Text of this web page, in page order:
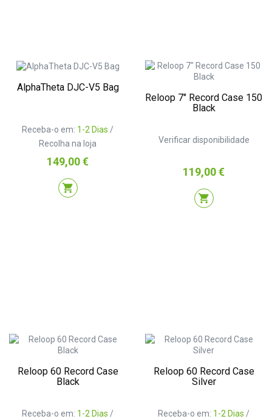
AlphaTheta DJC-V5 Bag
Receba-o em: 1-2 Dias /
Recolha na loja
Preço
149,00 €
shopping_cart
Reloop 7″ Record Case 150
Black
Verificar disponibilidade
Preço
119,00 €
shopping_cart
Reloop 60 Record Case
Black
Receba-o em: 1-2 Dias /
Reloop 60 Record Case
Silver
Receba-o em: 1-2 Dias /